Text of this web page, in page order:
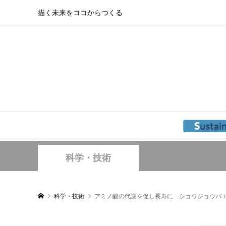
描く未来をココからつくる
科学・技術
科学・技術 アミノ酸の代謝を促し長寿に ショウジョウバ